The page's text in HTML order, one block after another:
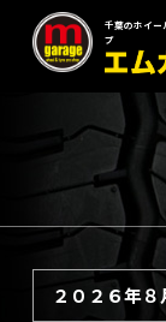
千葉のホイー
プ
２０２６年